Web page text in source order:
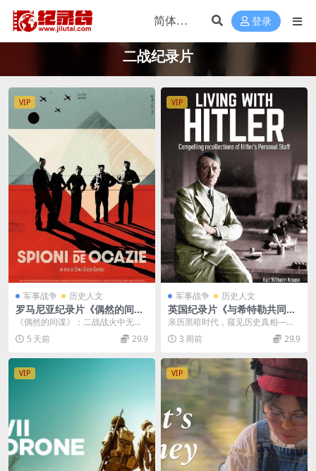
登录
二战纪录片
VIP
军事战争 历史人文
罗马尼亚纪录片《偶然的间谍
Spioni De Ocazie 2022》英
语无字 无水印纯净版 二战谍
报行动
《偶然的间谍》：二战战火中无名
特工的勇气与救赎 2022年上映的罗
马尼亚纪实纪录...
5 天前 29.9
VIP
军事战争 历史人文
英国纪录片《与希特勒共同生
活 Living with Hitler 2020》
全3集 英语中英双字 无水印纯
净版 1080P/MKV/13G 与希特
亲历黑暗时代，窥见历史真相——2
020历史纪实纪录片《与希特勒共
同生活》赏析 2...
3 周前 29.9
VIP VIP